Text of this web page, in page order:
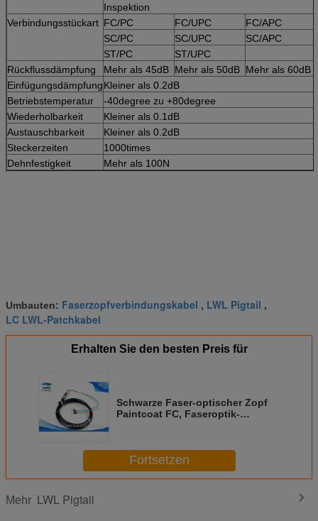
Inspektion
Verbindungsstückart FC/PC FC/UPC FC/APC
SC/PC
SC/UPC SC/APC
ST/PC
ST/UPC
Rückflussdämpfung
Mehr als 45dB Mehr als 50dB Mehr als 60dB
EinfügungsdämpfungKleiner als 0.2dB
Betriebstemperatur
-40degree zu +80degree
Wiederholbarkeit
Kleiner als 0.1dB
Austauschbarkeit
Kleiner als 0.2dB
Steckerzeiten
1000times
Dehnfestigkeit
Mehr als 100N
Umbauten: Faserzopfverbindungskabel , LWL Pigtail ,
LC LWL-Patchkabel
Erhalten Sie den besten Preis für
Schwarze Faser-optischer Zopf
Paintcoat FC, Faseroptik-
Fortsetzen
Mehr LWL Pigtail